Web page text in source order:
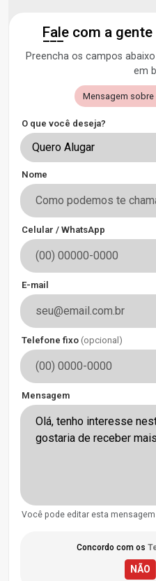
Fale com a
Preencha os campos
em
Mensagem sobre
O que você deseja?
Quero Alugar
Nome
Celular / WhatsApp
E-mail
Telefone fixo (opcional)
Mensagem
Você pode editar esta mensagem
Concordo com os